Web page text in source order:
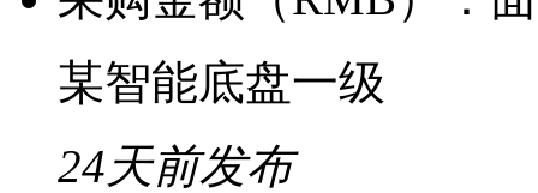
某智能底盘一级
24天前发布